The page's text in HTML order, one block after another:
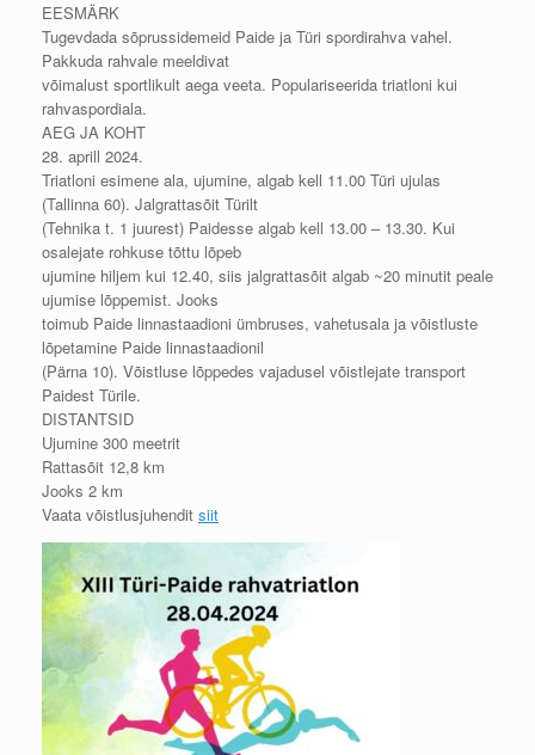
EESMÄRK
Tugevdada sõprussidemeid Paide ja Türi spordirahva vahel.
Pakkuda rahvale meeldivat
võimalust sportlikult aega veeta. Populariseerida triatloni kui
rahvaspordiala.
AEG JA KOHT
28. aprill 2024.
Triatloni esimene ala, ujumine, algab kell 11.00 Türi ujulas
(Tallinna 60). Jalgrattasõit Türilt
(Tehnika t. 1 juurest) Paidesse algab kell 13.00 – 13.30. Kui
osalejate rohkuse tõttu lõpeb
ujumine hiljem kui 12.40, siis jalgrattasõit algab ~20 minutit peale
ujumise lõppemist. Jooks
toimub Paide linnastaadioni ümbruses, vahetusala ja võistluste
lõpetamine Paide linnastaadionil
(Pärna 10). Võistluse lõppedes vajadusel võistlejate transport
Paidest Türile.
DISTANTSID
Ujumine 300 meetrit
Rattasõit 12,8 km
Jooks 2 km
Vaata võistlusjuhendit siit